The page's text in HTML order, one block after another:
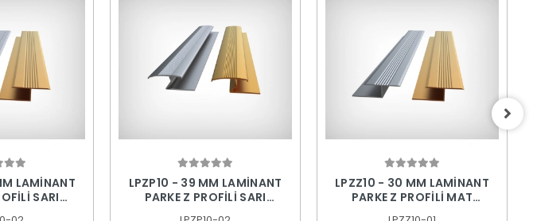
LAMİNANT
SARI
LPZP10 - 39 MM LAMİNANT
PARKE Z PROFİLİ SARI
LPZZ10 - 30 MM LAMİNANT
PARKE Z PROFİLİ MAT